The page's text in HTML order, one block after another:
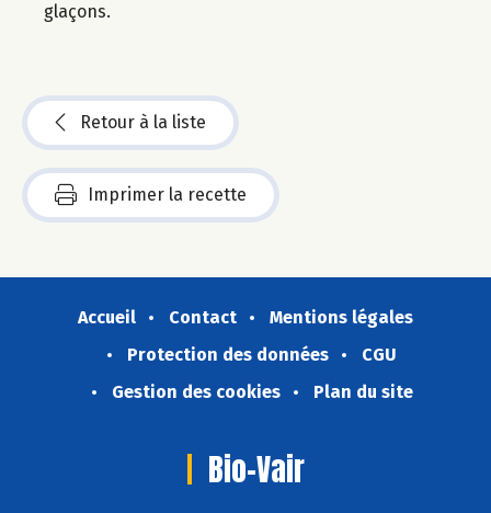
glaçons.
Retour à la liste
Imprimer la recette
Accueil Contact
Mentions légales
Protection des données
CGU
Gestion des cookies
Plan du site
Bio-Vair